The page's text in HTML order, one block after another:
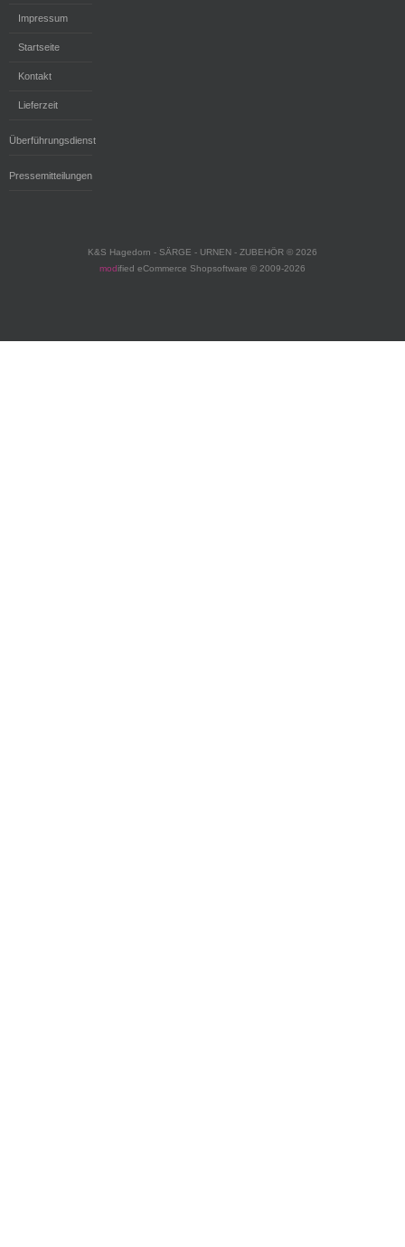
Impressum
Startseite
Kontakt
Lieferzeit
Überführungsdienst
Pressemitteilungen
K&S Hagedorn - SÄRGE - URNEN - ZUBEHÖR © 2026
modified eCommerce Shopsoftware © 2009-2026